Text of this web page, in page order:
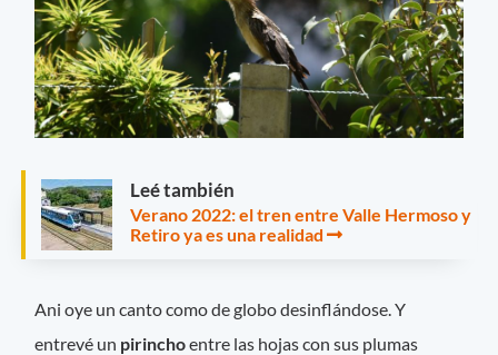
Leé también
Verano 2022: el tren entre Valle Hermoso y
Retiro ya es una realidad
Ani oye un canto como de globo desinflándose. Y
entrevé un pirinchoentre las hojas con sus plumas